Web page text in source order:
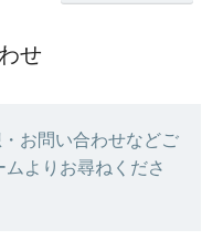
せ
お問い合わせなどご
よりお尋ねくださ